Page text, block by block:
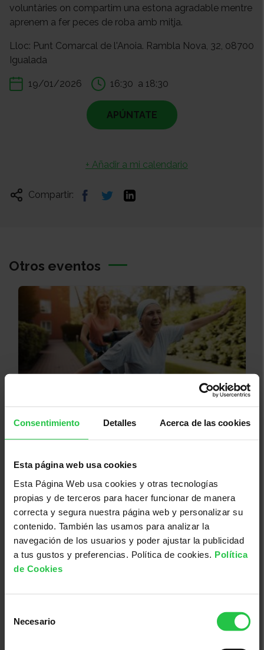
Consentimiento Detalles Acerca de las cookies
Esta página web usa cookies
Esta Página Web usa cookies y otras tecnologías
propias y de terceros para hacer funcionar de manera
correcta y segura nuestra página web y personalizar su
contenido. También las usamos para analizar la
navegación de los usuarios y poder ajustar la publicidad
a tus gustos y preferencias. Política de cookies. Política
de Cookies
Necesario
voluntàries on compartim una estona agradable mentre
aprenem a fer peces de roba amb mitja.
Lloc: Punt Comarcal de l'Anoia. Rambla Nova, 32, 08700
Igualada
19/01/2026 16:30 a 18:30
APÚNTATE
+ Añadir a mi calendario
Compartir:
Otros eventos
25/08/2026
Incapacitat temporal i permanent
d'Oncologia